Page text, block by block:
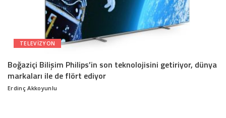
TELEVIZYON
Boğaziçi Bilişim Philips’in son teknolojisini getiriyor, dünya
markaları ile de flört ediyor
Posted
Erdinç Akkoyunlu